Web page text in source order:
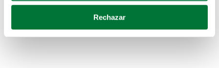
para buscar características específicas (huellas
Obtenga más información sobre cómo se procesan sus
Rechazar